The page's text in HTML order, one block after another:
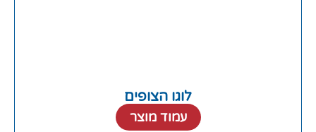
לוגו הצופים
עמוד מוצר